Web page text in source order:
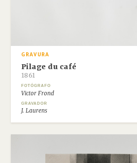
GRAVURA
Pilage du café
1861
FOTÓGRAFO
Victor Frond
GRAVADOR
J. Laurens